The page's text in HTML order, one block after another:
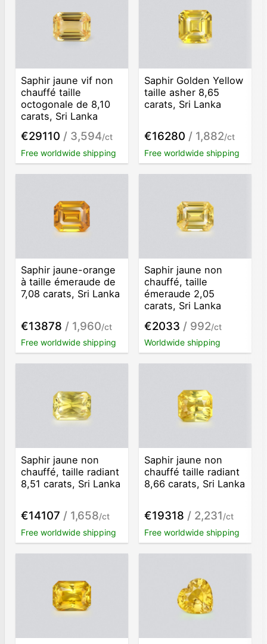
Saphir jaune vif non
chauffé taille
octogonale de 8,10
carats, Sri Lanka
€29110 / 3,594/ct
Free worldwide shipping
Saphir Golden Yellow
taille asher 8,65
carats, Sri Lanka
€16280 / 1,882/ct
Free worldwide shipping
Saphir jaune-orange
à taille émeraude de
7,08 carats, Sri Lanka
€13878 / 1,960/ct
Free worldwide shipping
Saphir jaune non
chauffé, taille
émeraude 2,05
carats, Sri Lanka
€2033 / 992/ct
Worldwide shipping
Saphir jaune non
chauffé, taille radiant
8,51 carats, Sri Lanka
€14107 / 1,658/ct
Free worldwide shipping
Saphir jaune non
chauffé taille radiant
8,66 carats, Sri Lanka
€19318 / 2,231/ct
Free worldwide shipping